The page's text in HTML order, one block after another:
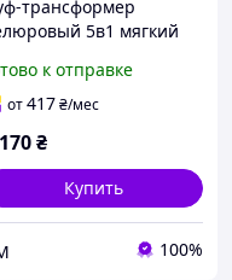
трансформер
5в1 мягкий
стулья от
зеленый
к отправке
от417₴/мес
₴
Купить
100%